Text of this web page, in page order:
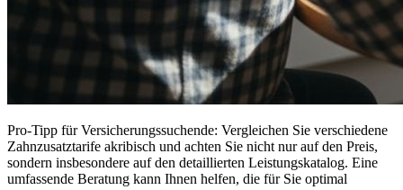
Pro-Tipp für Versicherungssuchende: Vergleichen Sie verschiedene
Zahnzusatztarife akribisch und achten Sie nicht nur auf den Preis,
sondern insbesondere auf den detaillierten Leistungskatalog. Eine
umfassende Beratung kann Ihnen helfen, die für Sie optimal